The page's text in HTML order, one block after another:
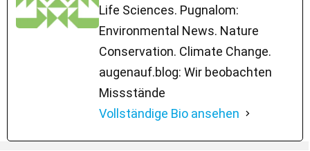
Life Sciences. Pugnalom:
Environmental News. Nature
Conservation. Climate Change.
augenauf.blog: Wir beobachten
Missstände
Vollständige Bio ansehen